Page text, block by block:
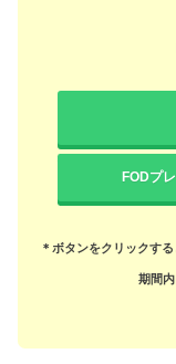
FODプ
＊ボタンをクリックす
期間